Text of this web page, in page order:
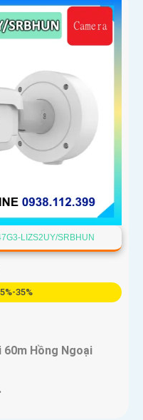
LIZS2UY/SRBHUN
35%
60m Hồng Ngoại